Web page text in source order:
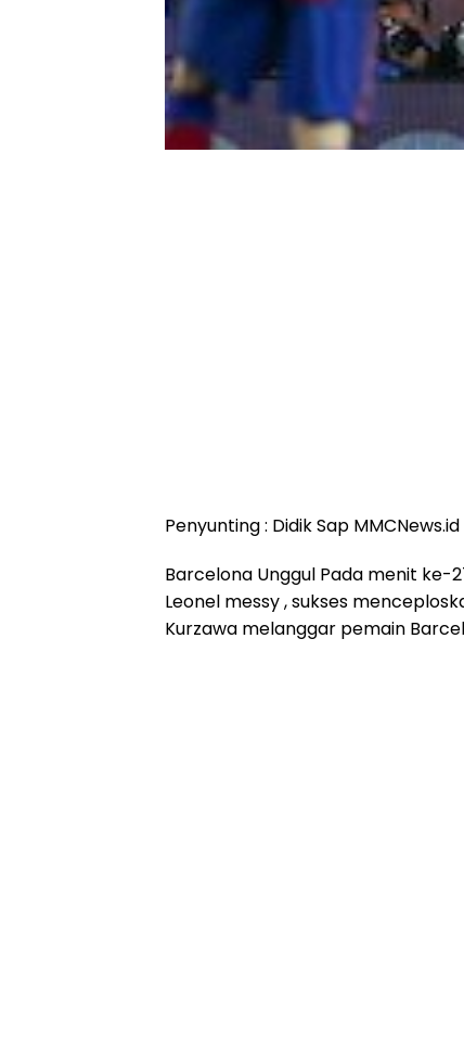
Penyunting : Didik Sap MMCNews.id
Barcelona Unggul Pada menit ke-
Leonel messy , sukses
Kurzawa melanggar pemain